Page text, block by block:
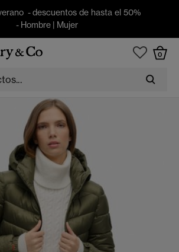
- descuentos de hasta el 50%
- Hombre| Mujer
0